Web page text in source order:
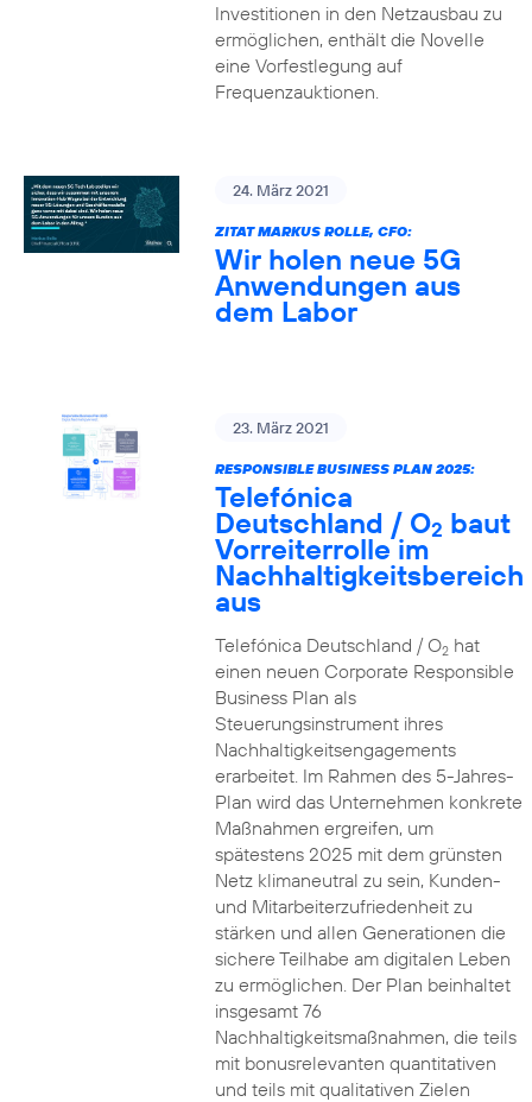
Investitionen in den Netzausbau zu
ermöglichen, enthält die Novelle
eine Vorfestlegung auf
Frequenzauktionen.
24. März 2021
ZITAT MARKUS ROLLE, CFO:
Wir holen neue 5G
Anwendungen aus
dem Labor
23. März 2021
RESPONSIBLE BUSINESS PLAN 2025:
Telefónica
Deutschland / O2 baut
Vorreiterrolle im
Nachhaltigkeitsbereich
aus
Telefónica Deutschland / O2hat
einen neuen Corporate Responsible
Business Plan als
Steuerungsinstrument ihres
Nachhaltigkeitsengagements
erarbeitet. Im Rahmen des 5-Jahres-
Plan wird das Unternehmen konkrete
Maßnahmen ergreifen, um
spätestens 2025 mit dem grünsten
Netz klimaneutral zu sein, Kunden-
und Mitarbeiterzufriedenheit zu
stärken und allen Generationen die
sichere Teilhabe am digitalen Leben
zu ermöglichen. Der Plan beinhaltet
insgesamt 76
Nachhaltigkeitsmaßnahmen, die teils
mit bonusrelevanten quantitativen
und teils mit qualitativen Zielen